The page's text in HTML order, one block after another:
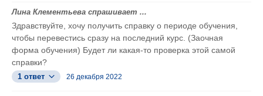
Лина Клементьева спрашивает ...
Здравствуйте, хочу получить справку о периоде обучения,
чтобы перевестись сразу на последний курс. (Заочная
форма обучения) Будет ли какая-то проверка этой самой
справки?
1 ответ 26 декабря 2022